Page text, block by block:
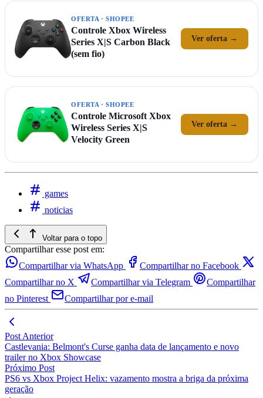
OFERTA · SHOPEE
Controle Xbox Wireless
Series X|S Carbon Black
(sem fio)
Ver oferta →
OFERTA · SHOPEE
Controle Microsoft Xbox
Wireless Series X|S
Velocity Green
Ver oferta →
games
noticias
Voltar para o topo
Compartilhar esse post em:
Compartilhar via WhatsApp
Compartilhar no Facebook
Compartilhar no X
Compartilhar via Telegram
Compartilhar
no Pinterest
Compartilhar por e-mail
Post Anterior
Castlevania: Belmont's Curse ganha data de lançamento e novo
trailer no Xbox Showcase
Próximo Post
PS6 vs Xbox Project Helix: vazamento mostra a briga da próxima
geração